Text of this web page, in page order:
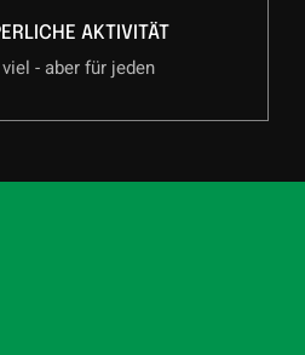
AKTIVITÄT
- aber für jeden